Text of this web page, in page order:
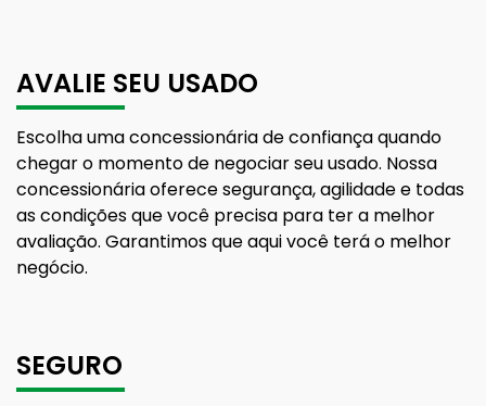
AVALIE SEU USADO
Escolha uma concessionária de confiança quando
chegar o momento de negociar seu usado. Nossa
concessionária oferece segurança, agilidade e todas
as condições que você precisa para ter a melhor
avaliação. Garantimos que aqui você terá o melhor
negócio.
SEGURO